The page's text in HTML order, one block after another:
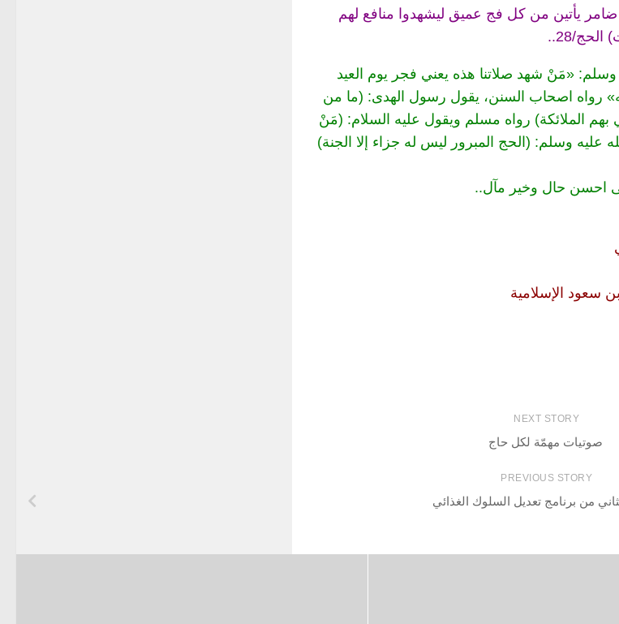
ضامر يأتين من كل فج عميق ليشهدوا منافع لهم
28..
وسلم: «مَنْ شهد صلاتنا هذه يعني فجر يوم العيد
رواه اصحاب السنن، يقول رسول الهدى: (ما من
بهم الملائكة) رواه مسلم ويقول عليه السلام: (مَنْ
وسلم: (الحج المبرور ليس له جزاء إلا الجنة)
احسن حال وخير مآل..
سعود الإسلامية
NEXT STORY
صوتيات مهمّة لكل حاج
PREVIOUS STORY
من برنامج تعديل السلوك الغذائي